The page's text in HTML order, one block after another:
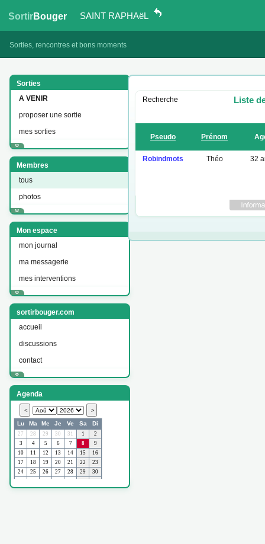
SortirBouger SAINT RAPHAëL
Sorties, rencontres et bons moments
Sorties
A VENIR
proposer une sortie
mes sorties
Membres
tous
photos
Mon espace
mon journal
ma messagerie
mes interventions
sortirbouger.com
accueil
discussions
contact
Agenda
Recherche Liste
Pseudo Prénom
Robindmots Théo 32